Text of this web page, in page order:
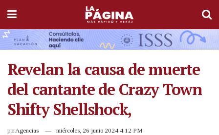
Revelan la causa de muerte
del cantante de Crazy Town
Shifty Shellshock,
porAgencias miércoles, 26 junio 2024 4:12 PM